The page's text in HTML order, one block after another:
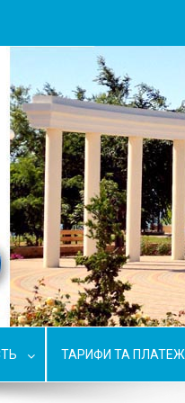
ТАРИФИ ТА ПЛАТЕЖІ